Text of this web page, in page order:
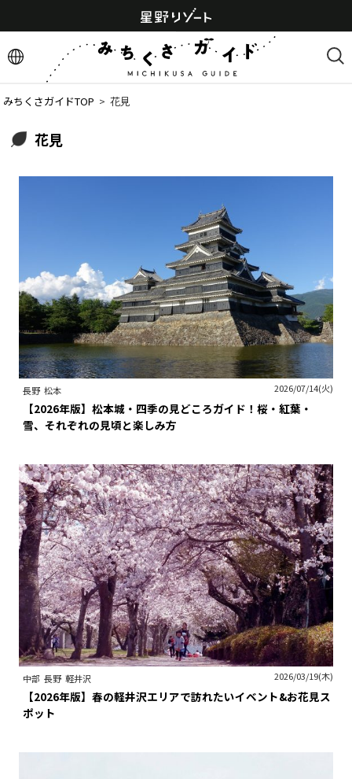
みちくさガイドTOP > 花見
花見
長野 松本 2026/07/14(火)
【2026年版】松本城・四季の見どころガイド！桜・紅葉・
雪、それぞれの見頃と楽しみ方
中部 長野 軽井沢 2026/03/19(木)
【2026年版】春の軽井沢エリアで訪れたいイベント&お花見ス
ポット